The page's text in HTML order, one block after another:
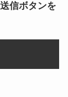
信ボタンを